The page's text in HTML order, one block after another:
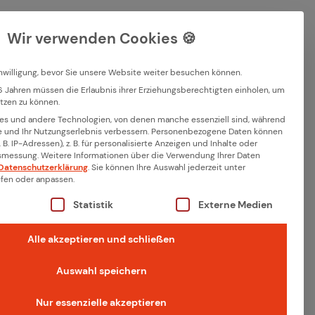
Suchen
Karriere Kontakt
Build
funktioniert,
das ithinx CMake
Wir verwenden Cookies 🍪
bevor Sie unsere Website weiter besuchen können.
Jahren müssen die Erlaubnis ihrer Erziehungsberechtigten einholen, um
zu können.
und andere Technologien, von denen manche essenziell sind, während
Ihr Nutzungserlebnis verbessern. Personenbezogene Daten können
IP-Adressen), z. B. für personalisierte Anzeigen und Inhalte oder
Weitere Informationen über die Verwendung Ihrer Daten
.Sie können Ihre Auswahl jederzeit unter
oder anpassen.
der Service-Gruppen, für die eine Einwilligung erteilt
Statistik Externe Medien
Alle akzeptieren und schließen
Auswahl speichern
Nur essenzielle akzeptieren